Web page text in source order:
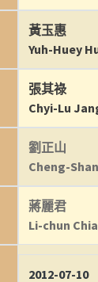
黃玉惠
Yuh-Huey
張其祿
Chyi-Lu
劉正山
Cheng-
蔣麗君
Li-chun
2012-07-10